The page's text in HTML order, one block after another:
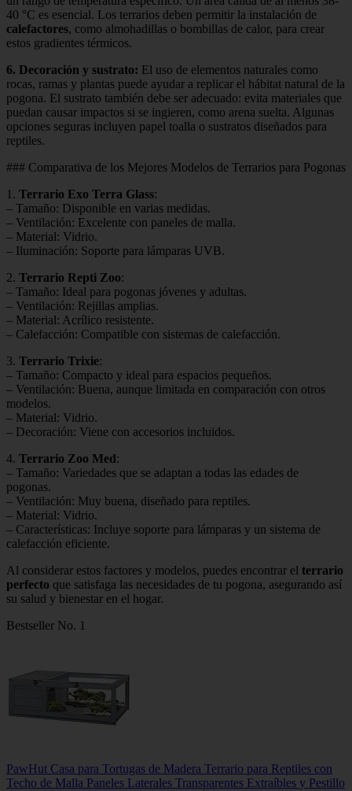
40 °C es esencial. Los terrarios deben permitir la instalación de
calefactores, como almohadillas o bombillas de calor, para crear
estos gradientes térmicos.
6. Decoración y sustrato: El uso de elementos naturales como
rocas, ramas y plantas puede ayudar a replicar el hábitat natural de la
pogona. El sustrato también debe ser adecuado: evita materiales que
puedan causar impactos si se ingieren, como arena suelta. Algunas
opciones seguras incluyen papel toalla o sustratos diseñados para
reptiles.
### Comparativa de los Mejores Modelos de Terrarios para Pogonas
1. Terrario Exo Terra Glass:
– Tamaño: Disponible en varias medidas.
– Ventilación: Excelente con paneles de malla.
– Material: Vidrio.
– Iluminación: Soporte para lámparas UVB.
2. Terrario Repti Zoo:
– Tamaño: Ideal para pogonas jóvenes y adultas.
– Ventilación: Rejillas amplias.
– Material: Acrílico resistente.
– Calefacción: Compatible con sistemas de calefacción.
3. Terrario Trixie:
– Tamaño: Compacto y ideal para espacios pequeños.
– Ventilación: Buena, aunque limitada en comparación con otros
modelos.
– Material: Vidrio.
– Decoración: Viene con accesorios incluidos.
4. Terrario Zoo Med:
– Tamaño: Variedades que se adaptan a todas las edades de
pogonas.
– Ventilación: Muy buena, diseñado para reptiles.
– Material: Vidrio.
– Características: Incluye soporte para lámparas y un sistema de
calefacción eficiente.
Al considerar estos factores y modelos, puedes encontrar el terrario
perfecto que satisfaga las necesidades de tu pogona, asegurando así
su salud y bienestar en el hogar.
Bestseller No. 1
PawHut Casa para Tortugas de Madera Terrario para Reptiles con
Techo de Malla Paneles Laterales Transparentes Extraíbles y Pestillo